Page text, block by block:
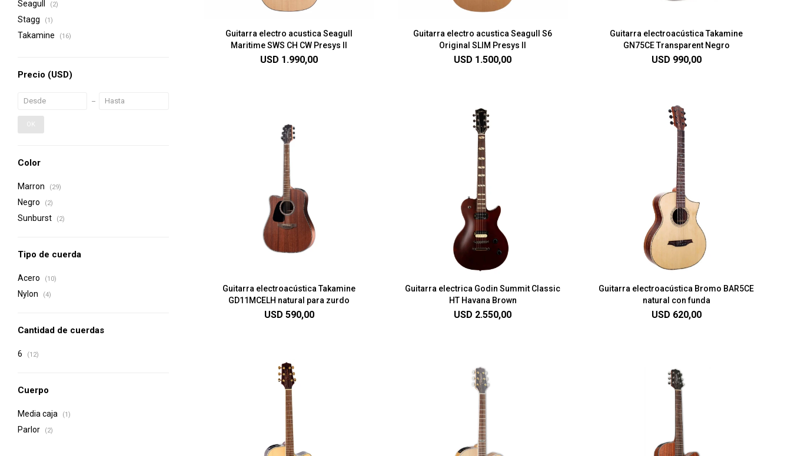
Guitarra electro acustica Seagull
Maritime SWS CH CW Presys II
USD 1.990,00
Guitarra electro acustica Seagull S6
Original SLIM Presys II
USD 1.500,00
Guitarra electroacústica Takamine
GN75CE Transparent Negro
USD 990,00
Guitarra electroacústica Takamine
GD11MCELH natural para zurdo
USD 590,00
Guitarra electrica Godin Summit Classic
HT Havana Brown
USD 2.550,00
Guitarra electroacústica Bromo BAR5CE
natural con funda
USD 620,00
Seagull (2)
Stagg (1)
Takamine (16)
Precio (USD)
OK
Color
Marron (29)
Negro (2)
Sunburst (2)
Tipo de cuerda
Acero (10)
Nylon (4)
Cantidad de cuerdas
6 (12)
Cuerpo
Media caja (1)
Parlor (2)